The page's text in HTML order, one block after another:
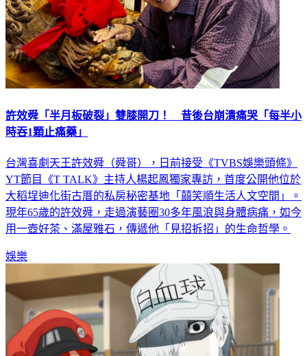
許效舜「半月板破裂」雙膝開刀！ 昔後台崩潰痛哭「每半小
台灣喜劇天王許效舜（舜哥），日前接受《TVBS娛樂頭條》
YT節目《T TALK》主持人楊起鳳獨家專訪，首度公開他位於
大稻埕迪化街古厝的私房秘密基地「囍笑順生活人文空間」。
現年65歲的許效舜，走過演藝圈30多年風浪與身體病痛，如今